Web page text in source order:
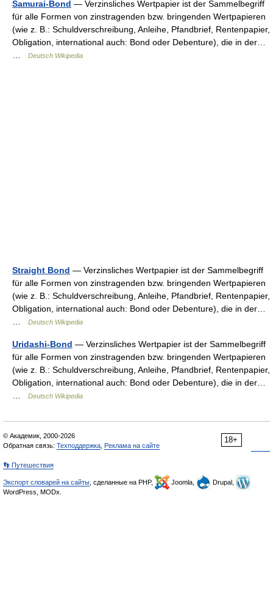
Samurai-Bond — Verzinsliches Wertpapier ist der Sammelbegriff
für alle Formen von zinstragenden bzw. bringenden Wertpapieren
(wie z. B.: Schuldverschreibung, Anleihe, Pfandbrief, Rentenpapier,
Obligation, international auch: Bond oder Debenture), die in der…
Deutsch Wikipedia
Straight Bond — Verzinsliches Wertpapier ist der Sammelbegriff
für alle Formen von zinstragenden bzw. bringenden Wertpapieren
(wie z. B.: Schuldverschreibung, Anleihe, Pfandbrief, Rentenpapier,
Obligation, international auch: Bond oder Debenture), die in der…
Deutsch Wikipedia
Uridashi-Bond — Verzinsliches Wertpapier ist der Sammelbegriff
für alle Formen von zinstragenden bzw. bringenden Wertpapieren
(wie z. B.: Schuldverschreibung, Anleihe, Pfandbrief, Rentenpapier,
Obligation, international auch: Bond oder Debenture), die in der…
Deutsch Wikipedia
18+
© Академик, 2000-2026
Обратная связь: Техподдержка Реклама на сайте
👣 Путешествия
Экспорт словарей на сайты , сделанные на PHP, Joomla,
Drupal,
WordPress, MODx.